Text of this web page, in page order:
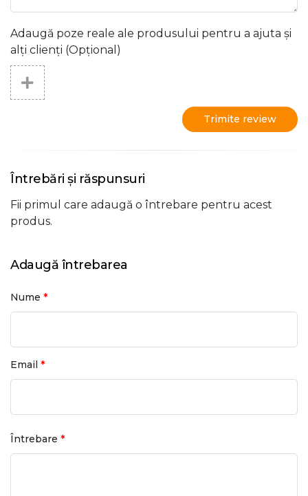
Adaugă poze reale ale produsului pentru a ajuta și
alți clienți (Opțional)
Trimite review
Întrebări și răspunsuri
Fii primul care adaugă o întrebare pentru acest
produs.
Adaugă întrebarea
Nume *
Email *
Întrebare *